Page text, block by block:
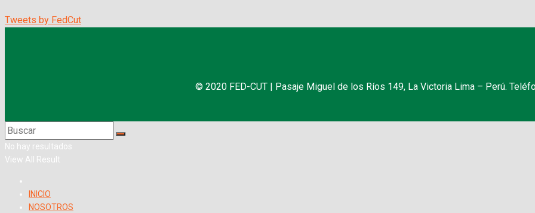
Tweets by FedCut
© 2020 FED-CUT | Pasaje Miguel de los Ríos 149, La Victoria Lima – Perú.
No hay resultados
View All Result
INICIO
NOSOTROS